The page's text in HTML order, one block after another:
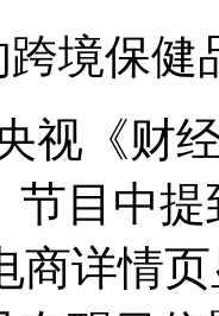
境保健
视《财
节目中
商详情